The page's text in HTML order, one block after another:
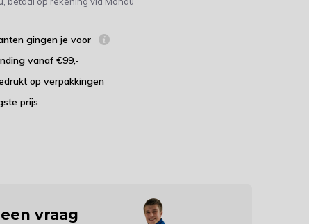
gingen je voor
vanaf €99,-
op verpakkingen
prijs
vraag